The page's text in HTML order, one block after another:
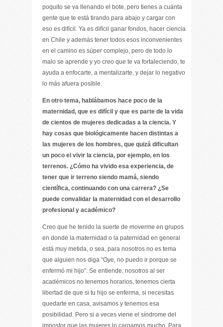
poquito se va llenando el bote, pero tienes a cuánta
gente que te está tirando para abajo y cargar con
eso es difícil. Ya es difícil ganar fondos, hacer ciencia
en Chile y además tener todos esos inconvenientes
en el camino es súper complejo, pero de todo lo
malo se aprende y yo creo que te va fortaleciendo, te
ayuda a enfocarte, a mentalizarte, y dejar lo negativo
lo más afuera posible.
En otro tema, hablábamos hace poco de la
maternidad, que es difícil y que es parte de la vida
de cientos de mujeres dedicadas a la ciencia. Y
hay cosas que biológicamente hacen distintas a
las mujeres de los hombres, que quizá dificultan
un poco el vivir la ciencia, por ejemplo, en los
terrenos. ¿Cómo ha vivido esa experiencia, de
tener que ir terreno siendo mamá, siendo
científica, continuando con una carrera? ¿Se
puede convalidar la maternidad con el desarrollo
profesional y académico?
Creo que he tenido la suerte de moverme en grupos
en donde la maternidad o la paternidad en general
está muy metida, o sea, para nosotros no es tema
que alguien nos diga “Oye, no puedo ir porque se
enfermó mi hijo”. Se entiende, nosotros al ser
académicos no tenemos horarios, tenemos cierta
libertad de que si tu hijo se enferma, si necesitas
quedarte en casa, avisamos y tenemos esa
posibilidad. Pero si a veces viene el síndrome del
impostor que las mujeres lo cargamos mucho. Para